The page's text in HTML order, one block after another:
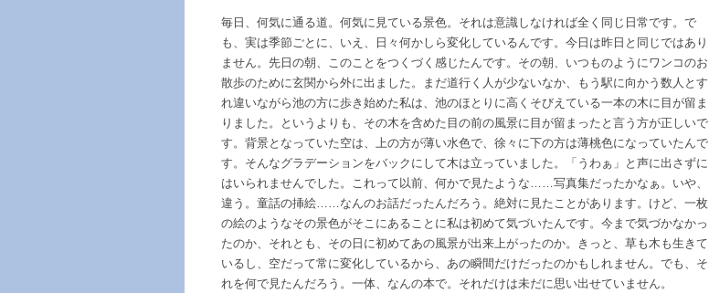
毎日、何気に通る道。何気に見ている景色。それは意識しなければ全く同じ日常です。で
も、実は季節ごとに、いえ、日々何かしら変化しているんです。今日は昨日と同じではあり
ません。先日の朝、このことをつくづく感じたんです。その朝、いつものようにワンコのお
散歩のために玄関から外に出ました。まだ道行く人が少ないなか、もう駅に向かう数人とす
れ違いながら池の方に歩き始めた私は、池のほとりに高くそびえている一本の木に目が留ま
りました。というよりも、その木を含めた目の前の風景に目が留まったと言う方が正しいで
す。背景となっていた空は、上の方が薄い水色で、徐々に下の方は薄桃色になっていたんで
す。そんなグラデーションをバックにして木は立っていました。「うわぁ」と声に出さずに
はいられませんでした。これって以前、何かで見たような……写真集だったかなぁ。いや、
違う。童話の挿絵……なんのお話だったんだろう。絶対に見たことがあります。けど、一枚
の絵のようなその景色がそこにあることに私は初めて気づいたんです。今まで気づかなかっ
たのか、それとも、その日に初めてあの風景が出来上がったのか。きっと、草も木も生きて
いるし、空だって常に変化しているから、あの瞬間だけだったのかもしれません。でも、そ
れを何で見たんだろう。一体、なんの本で。それだけは未だに思い出せていません。